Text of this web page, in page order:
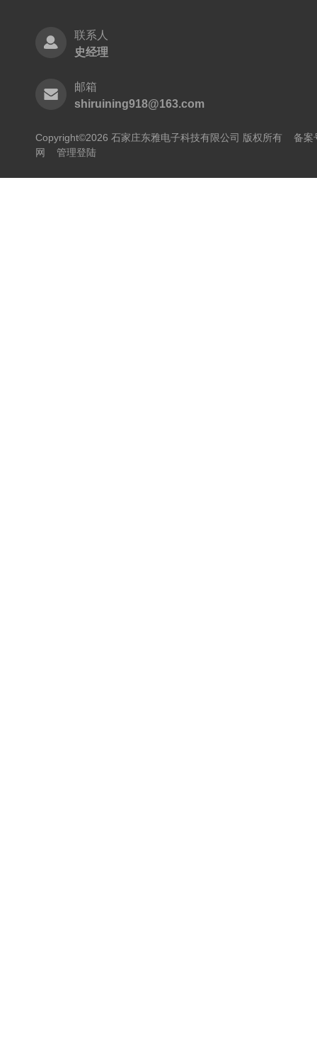
联系人
史经理
邮箱
shiruining918@163.com
Copyright©2026 石家庄东雅电子科技有限公司 版权所有 备案
网
管理登陆